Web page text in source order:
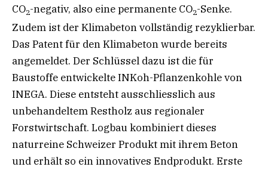
CO2-negativ, also eine permanente CO2-Senke.
Zudem ist der Klimabeton vollständig rezyklierbar.
Das Patent für den Klimabeton wurde bereits
angemeldet. Der Schlüssel dazu ist die für
Baustoffe entwickelte INKoh-Pflanzenkohle von
INEGA. Diese entsteht ausschliesslich aus
unbehandeltem Restholz aus regionaler
Forstwirtschaft. Logbau kombiniert dieses
naturreine Schweizer Produkt mit ihrem Beton
und erhält so ein innovatives Endprodukt. Erste